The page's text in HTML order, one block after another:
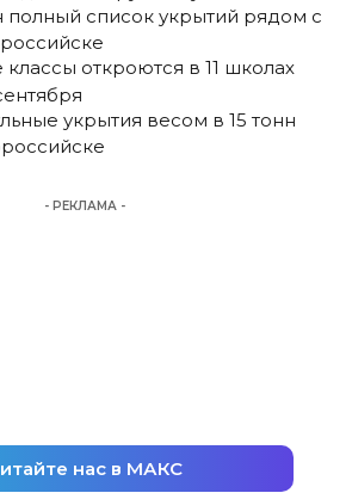
полный список укрытий рядом с
откроются в 11 школах
укрытия весом в 15 тонн
- РЕКЛАМА -
нас в МАКС